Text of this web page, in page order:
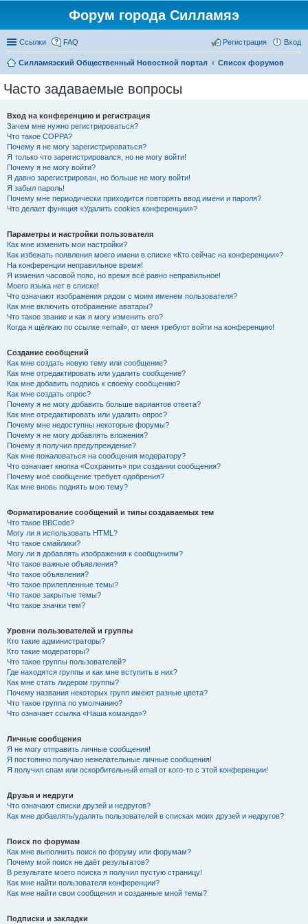
Форум города Силламяэ
Ссылки FAQ Вход
Регистрация
Силламяэский Общественный Новостной портал Список форумов
Часто задаваемые вопросы
Вход на конференцию и регистрация
Зачем мне нужно регистрироваться?
Что такое COPPA?
Почему я не могу зарегистрироваться?
Я только что зарегистрировался, но не могу войти!
Почему я не могу войти?
Я давно зарегистрирован, но больше не могу войти!
Я забыл пароль!
Почему мне периодически приходится повторять ввод имени и пароля?
Что делает функция «Удалить cookies конференции»?
Параметры и настройки пользователя
Как мне изменить мои настройки?
Как избежать появления моего имени в списке «Кто сейчас на конференции»?
На конференции неправильное время!
Я изменил часовой пояс, но время всё равно неправильное!
Моего языка нет в списке!
Что означают изображения рядом с моим именем пользователя?
Как мне включить отображение аватары?
Что такое звание и как я могу изменить его?
Когда я щёлкаю по ссылке «email», от меня требуют войти на конференцию!
Создание сообщений
Как мне создать новую тему или сообщение?
Как мне отредактировать или удалить сообщение?
Как мне добавить подпись к своему сообщению?
Как мне создать опрос?
Почему я не могу добавить больше вариантов ответа?
Как мне отредактировать или удалить опрос?
Почему мне недоступны некоторые форумы?
Почему я не могу добавлять вложения?
Почему я получил предупреждение?
Как мне пожаловаться на сообщения модератору?
Что означает кнопка «Сохранить» при создании сообщения?
Почему моё сообщение требует одобрения?
Как мне вновь поднять мою тему?
Форматирование сообщений и типы создаваемых тем
Что такое BBCode?
Могу ли я использовать HTML?
Что такое смайлики?
Могу ли я добавлять изображения к сообщениям?
Что такое важные объявления?
Что такое объявления?
Что такое прилепленные темы?
Что такое закрытые темы?
Что такое значки тем?
Уровни пользователей и группы
Кто такие администраторы?
Кто такие модераторы?
Что такое группы пользователей?
Где находятся группы и как мне вступить в них?
Как мне стать лидером группы?
Почему названия некоторых групп имеют разные цвета?
Что такое группа по умолчанию?
Что означает ссылка «Наша команда»?
Личные сообщения
Я не могу отправить личные сообщения!
Я постоянно получаю нежелательные личные сообщения!
Я получил спам или оскорбительный email от кого-то с этой конференции!
Друзья и недруги
Что означают списки друзей и недругов?
Как мне добавлять/удалять пользователей в списках моих друзей и недругов?
Поиск по форумам
Как мне выполнить поиск по форуму или форумам?
Почему мой поиск не даёт результатов?
В результате моего поиска я получил пустую страницу!
Как мне найти пользователя конференции?
Как мне найти свои сообщения и созданные мной темы?
Подписки и закладки